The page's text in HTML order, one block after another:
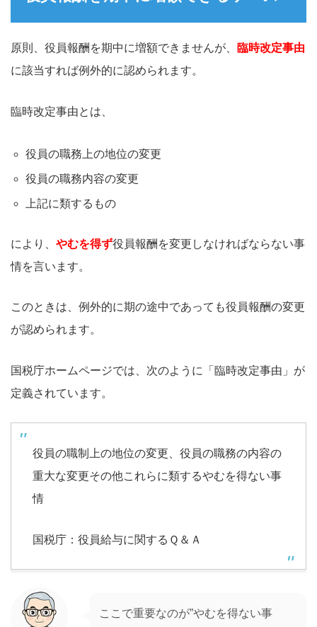
原則、役員報酬を期中に増額できませんが、
臨時改定事由
に該当すれば例外的に認められます。
臨時改定事由とは、
役員の職務上の地位の変更
役員の職務内容の変更
上記に類するもの
により、 やむを得ず役員報酬を変更しなければならない事
情を言います。
このときは、例外的に期の途中であっても役員報酬の変更
が認められます。
国税庁ホームページでは、次のように「臨時改定事由」が
定義されています。
役員の職制上の地位の変更、役員の職務の内容の
重大な変更その他これらに類するやむを得ない事
情
国税庁：役員給与に関するＱ＆Ａ
ここで重要なのが”やむを得ない事